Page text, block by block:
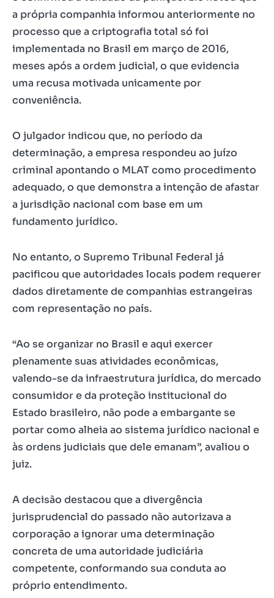
a própria companhia informou anteriormente no
processo que a criptografia total só foi
implementada no Brasil em março de 2016,
meses após a ordem judicial, o que evidencia
uma recusa motivada unicamente por
conveniência.
O julgador indicou que, no período da
determinação, a empresa respondeu ao juízo
criminal apontando o MLAT como procedimento
adequado, o que demonstra a intenção de afastar
a jurisdição nacional com base em um
fundamento jurídico.
No entanto, o Supremo Tribunal Federal já
pacificou que autoridades locais podem requerer
dados diretamente de companhias estrangeiras
com representação no país.
“Ao se organizar no Brasil e aqui exercer
plenamente suas atividades econômicas,
valendo-se da infraestrutura jurídica, do mercado
consumidor e da proteção institucional do
Estado brasileiro, não pode a embargante se
portar como alheia ao sistema jurídico nacional e
às ordens judiciais que dele emanam”, avaliou o
juiz.
A decisão destacou que a divergência
jurisprudencial do passado não autorizava a
corporação a ignorar uma determinação
concreta de uma autoridade judiciária
competente, conformando sua conduta ao
próprio entendimento.